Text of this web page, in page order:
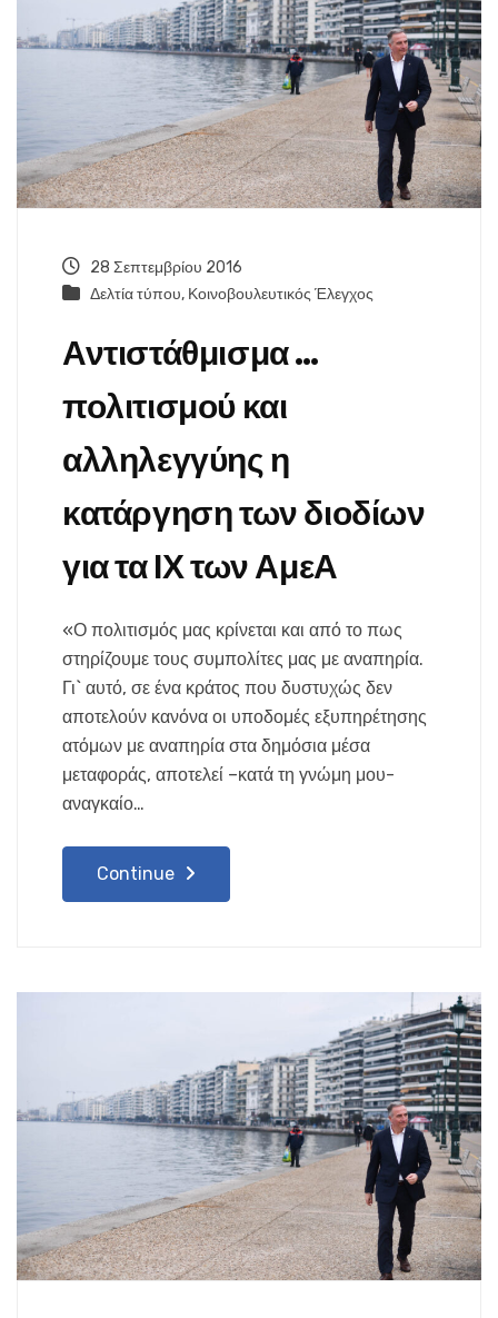
28 Σεπτεμβρίου 2016
Δελτία τύπου, Κοινοβουλευτικός Έλεγχος
Αντιστάθμισμα …
πολιτισμού και
αλληλεγγύης η
κατάργηση των διοδίων
για τα ΙΧ των ΑμεΑ
«Ο πολιτισμός μας κρίνεται και από το πως
στηρίζουμε τους συμπολίτες μας με αναπηρία.
Γι` αυτό, σε ένα κράτος που δυστυχώς δεν
αποτελούν κανόνα οι υποδομές εξυπηρέτησης
ατόμων με αναπηρία στα δημόσια μέσα
μεταφοράς, αποτελεί –κατά τη γνώμη μου-
αναγκαίο…
Continue